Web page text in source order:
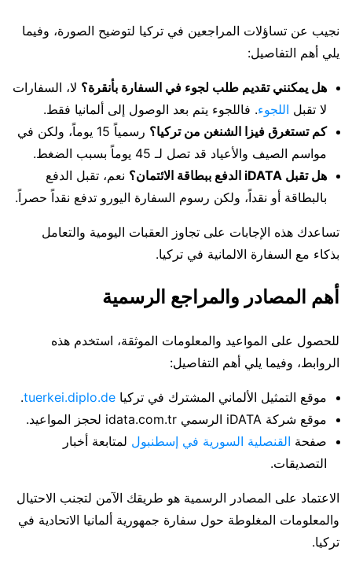
نجيب عن تساؤلات المراجعين في تركيا لتوضيح الصورة، وفيما
يلي أهم التفاصيل:
هل يمكنني تقديم طلب لجوء في السفارة بأنقرة؟ لا، السفارات
لا تقبل اللجوء. فاللجوء يتم بعد الوصول إلى ألمانيا فقط.
كم تستغرق فيزا الشنغن من تركيا؟
رسمياً 15 يوماً، ولكن في
مواسم الصيف والأعياد قد تصل لـ 45 يوماً بسبب الضغط.
هل تقبل iDATA الدفع ببطاقة الائتمان؟
نعم، تقبل الدفع
بالبطاقة أو نقداً، ولكن رسوم السفارة اليورو تدفع نقداً حصراً.
تساعدك هذه الإجابات على تجاوز العقبات اليومية والتعامل
بذكاء مع السفارة الالمانية في تركيا.
أهم المصادر والمراجع الرسمية
للحصول على المواعيد والمعلومات الموثقة، استخدم هذه
الروابط، وفيما يلي أهم التفاصيل:
موقع التمثيل الألماني المشترك في تركيا tuerkei.diplo.de
.
موقع شركة iDATA الرسمي idata.com.tr لحجز المواعيد.
صفحة القنصلية السورية في إسطنبول لمتابعة أخبار
التصديقات.
الاعتماد على المصادر الرسمية هو طريقك الآمن لتجنب الاحتيال
والمعلومات المغلوطة حول سفارة جمهورية ألمانيا الاتحادية في
تركيا.